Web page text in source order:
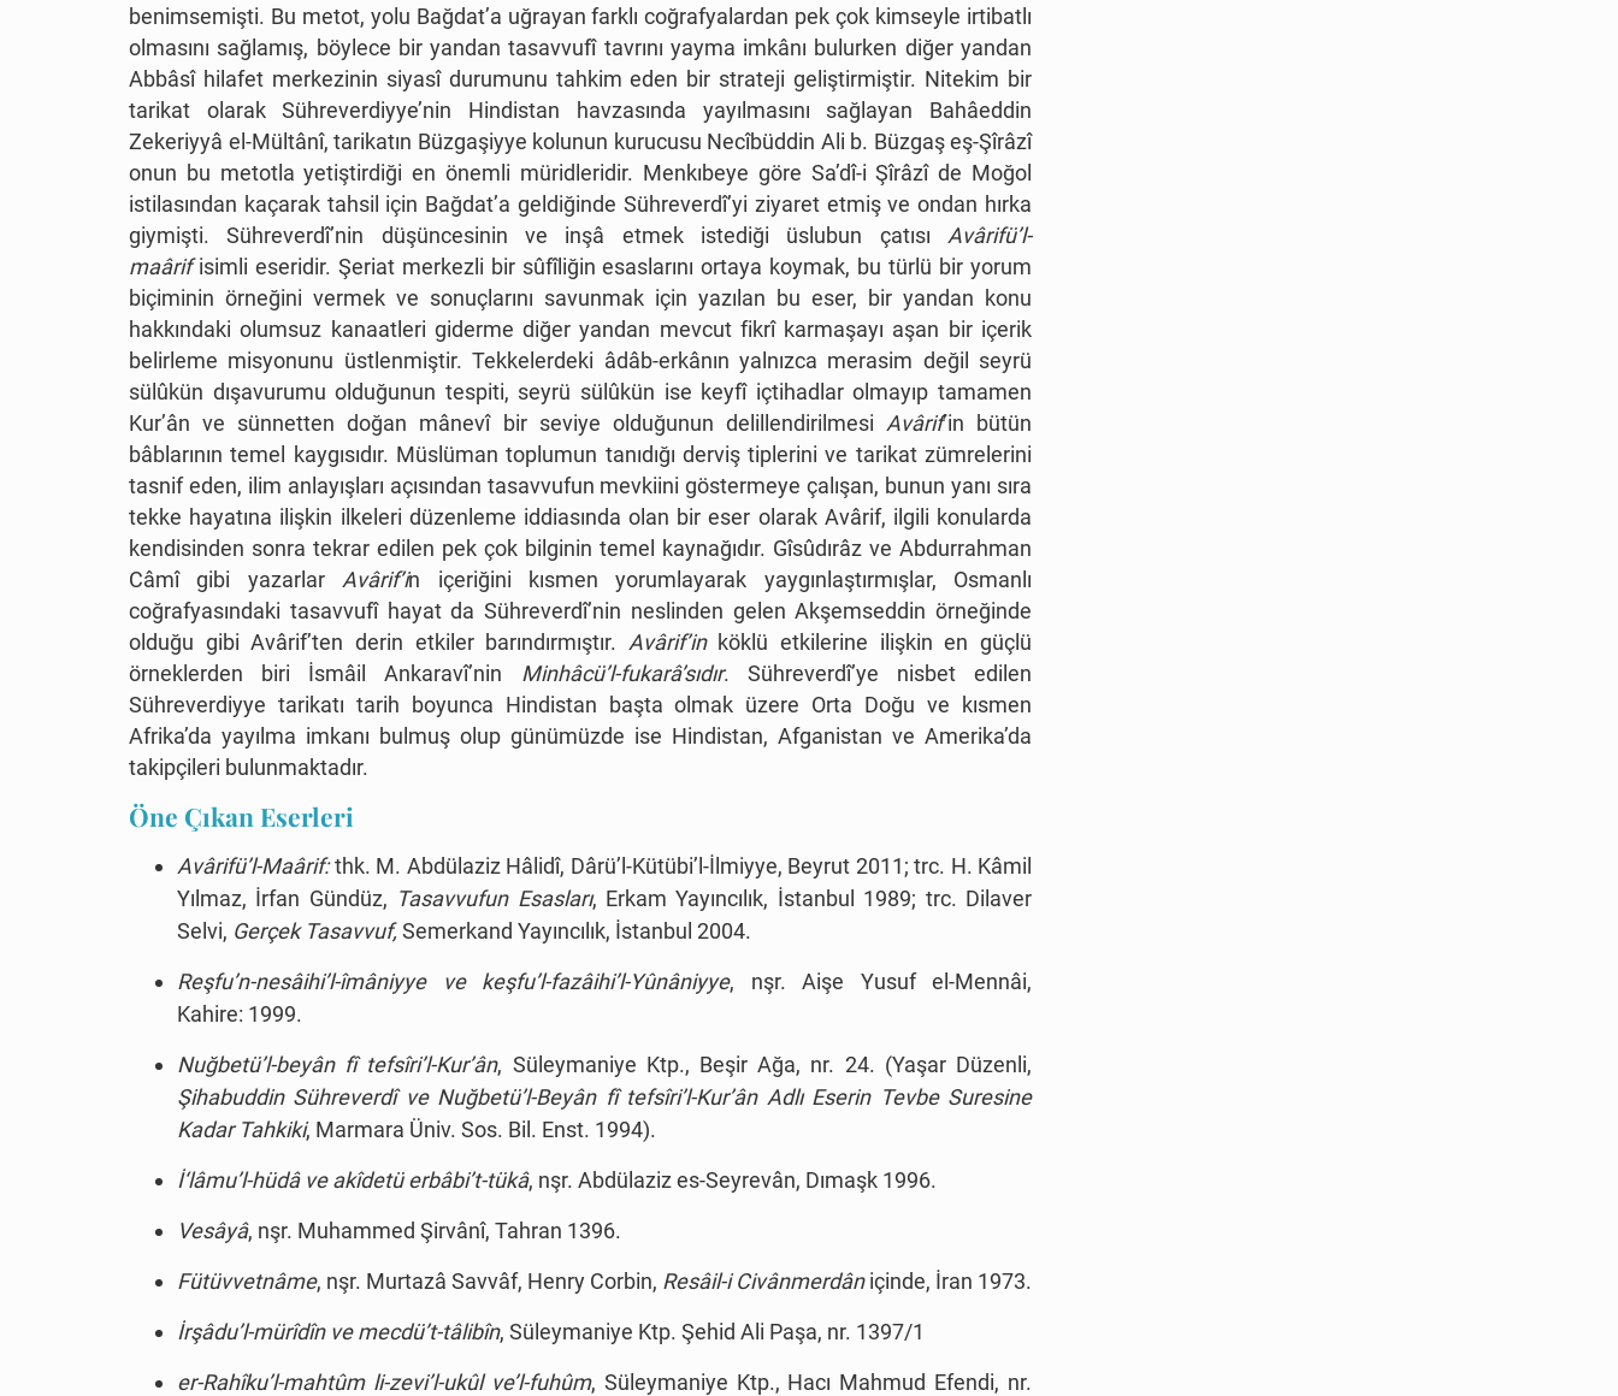
benimsemişti. Bu metot, yolu Bağdat’a uğrayan farklı coğrafyalardan pek çok kimseyle irtibatlı
olmasını sağlamış, böylece bir yandan tasavvufî tavrını yayma imkânı bulurken diğer yandan
Abbâsî hilafet merkezinin siyasî durumunu tahkim eden bir strateji geliştirmiştir. Nitekim bir
tarikat olarak Sühreverdiyye’nin Hindistan havzasında yayılmasını sağlayan Bahâeddin
Zekeriyyâ el-Mültânî, tarikatın Büzgaşiyye kolunun kurucusu Necîbüddin Ali b. Büzgaş eş-Şîrâzî
onun bu metotla yetiştirdiği en önemli müridleridir. Menkıbeye göre Sa’dî-i Şîrâzî de Moğol
istilasından kaçarak tahsil için Bağdat’a geldiğinde Sühreverdî’yi ziyaret etmiş ve ondan hırka
giymişti. Sühreverdî’nin düşüncesinin ve inşâ etmek istediği üslubun çatısı Avârifü’l-
maârifisimli eseridir. Şeriat merkezli bir sûfîliğin esaslarını ortaya koymak, bu türlü bir yorum
biçiminin örneğini vermek ve sonuçlarını savunmak için yazılan bu eser, bir yandan konu
hakkındaki olumsuz kanaatleri giderme diğer yandan mevcut fikrî karmaşayı aşan bir içerik
belirleme misyonunu üstlenmiştir. Tekkelerdeki âdâb-erkânın yalnızca merasim değil seyrü
sülûkün dışavurumu olduğunun tespiti, seyrü sülûkün ise keyfî içtihadlar olmayıp tamamen
Kur’ân ve sünnetten doğan mânevî bir seviye olduğunun delillendirilmesi Avârif’in bütün
bâblarının temel kaygısıdır. Müslüman toplumun tanıdığı derviş tiplerini ve tarikat zümrelerini
tasnif eden, ilim anlayışları açısından tasavvufun mevkiini göstermeye çalışan, bunun yanı sıra
tekke hayatına ilişkin ilkeleri düzenleme iddiasında olan bir eser olarak Avârif, ilgili konularda
kendisinden sonra tekrar edilen pek çok bilginin temel kaynağıdır. Gîsûdırâz ve Abdurrahman
Câmî gibi yazarlarAvârif’in içeriğini kısmen yorumlayarak yaygınlaştırmışlar, Osmanlı
coğrafyasındaki tasavvufî hayat da Sühreverdî’nin neslinden gelen Akşemseddin örneğinde
olduğu gibi Avârif’ten derin etkiler barındırmıştır. Avârif’inköklü etkilerine ilişkin en güçlü
örneklerden biri İsmâil Ankaravî’nin Minhâcü’l-fukarâ’sıdır. Sühreverdî’ye nisbet edilen
Sühreverdiyye tarikatı tarih boyunca Hindistan başta olmak üzere Orta Doğu ve kısmen
Afrika’da yayılma imkanı bulmuş olup günümüzde ise Hindistan, Afganistan ve Amerika’da
takipçileri bulunmaktadır.
Öne Çıkan Eserleri
Avârifü’l-Maârif:thk. M. Abdülaziz Hâlidî, Dârü’l-Kütübi’l-İlmiyye, Beyrut 2011; trc. H. Kâmil
Yılmaz, İrfan Gündüz, Tasavvufun Esasları, Erkam Yayıncılık, İstanbul 1989; trc. Dilaver
Selvi, Gerçek Tasavvuf,Semerkand Yayıncılık, İstanbul 2004.
Reşfu’n-nesâihi’l-îmâniyye ve keşfu’l-fazâihi’l-Yûnâniyye, nşr. Aişe Yusuf el-Mennâi,
Kahire: 1999.
Nuğbetü’l-beyân fî tefsîri’l-Kur’ân, Süleymaniye Ktp., Beşir Ağa, nr. 24. (Yaşar Düzenli,
Şihabuddin Sühreverdî ve Nuğbetü’l-Beyân fî tefsîri’l-Kur’ân Adlı Eserin Tevbe Suresine
Kadar Tahkiki, Marmara Üniv. Sos. Bil. Enst. 1994).
İ‘lâmu’l-hüdâ ve akîdetü erbâbi’t-tükâ, nşr. Abdülaziz es-Seyrevân, Dımaşk 1996.
Vesâyâ, nşr. Muhammed Şirvânî, Tahran 1396.
Fütüvvetnâme, nşr. Murtazâ Savvâf, Henry Corbin, Resâil-i Civânmerdâniçinde, İran 1973.
İrşâdu’l-mürîdîn ve mecdü’t-tâlibîn, Süleymaniye Ktp. Şehid Ali Paşa, nr. 1397/1
er-Rahîku’l-mahtûm li-zevi’l-ukûl ve’l-fuhûm, Süleymaniye Ktp., Hacı Mahmud Efendi, nr.